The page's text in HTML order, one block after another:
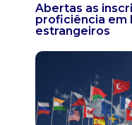
Abertas as
proficiência em
estrangeiros